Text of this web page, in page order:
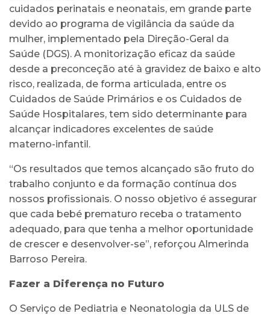
cuidados perinatais e neonatais, em grande parte
devido ao programa de vigilância da saúde da
mulher, implementado pela Direção-Geral da
Saúde (DGS). A monitorização eficaz da saúde
desde a preconceção até à gravidez de baixo e alto
risco, realizada, de forma articulada, entre os
Cuidados de Saúde Primários e os Cuidados de
Saúde Hospitalares, tem sido determinante para
alcançar indicadores excelentes de saúde
materno-infantil.
“Os resultados que temos alcançado são fruto do
trabalho conjunto e da formação contínua dos
nossos profissionais. O nosso objetivo é assegurar
que cada bebé prematuro receba o tratamento
adequado, para que tenha a melhor oportunidade
de crescer e desenvolver-se”, reforçou Almerinda
Barroso Pereira.
Fazer a Diferença no Futuro
O Serviço de Pediatria e Neonatologia da ULS de